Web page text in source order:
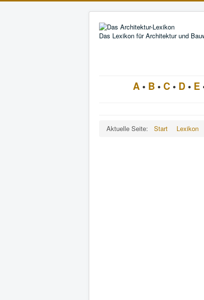
Das Lexikon für Architektur und
A • B • C • D • E
Aktuelle Seite: Start Lexikon